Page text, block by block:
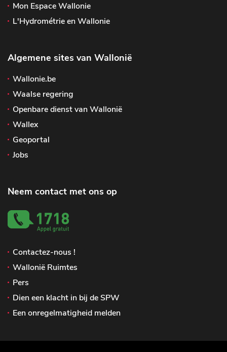
Mon Espace Wallonie
L'Hydrométrie en Wallonie
Algemene sites van Wallonië
Wallonie.be
Waalse regering
Openbare dienst van Wallonië
Wallex
Geoportal
Jobs
Neem contact met ons op
Contactez-nous !
Wallonië Ruimtes
Pers
Dien een klacht in bij de SPW
Een onregelmatigheid melden